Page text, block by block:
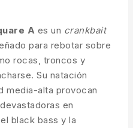
A es un crankbait
para rebotar sobre
rocas, troncos y
Su natación
media-alta provocan
en
black bass y la